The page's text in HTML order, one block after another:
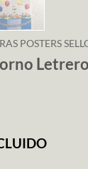
POSTERS